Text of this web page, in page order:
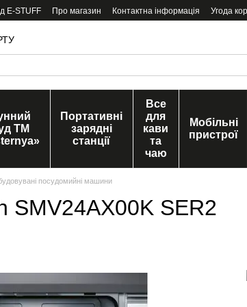
E-STUFF Про магазин Контактна інформація Угода
ТМ
Портативні
зарядні
станції
Все
для
кави
та
чаю
Мобільні
пристрої
посудомийні машини
SER2